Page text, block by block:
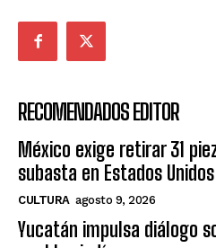
RECOMENDADOS EDITOR
México exige retirar 31
subasta en Estados Unidos
CULTURA agosto 9, 2026
Yucatán impulsa diálogo